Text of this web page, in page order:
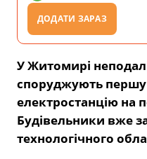
ДОДАТИ ЗАРАЗ
У Житомирі
споруджують
електростанцію на
Будівельники вже
технологічного